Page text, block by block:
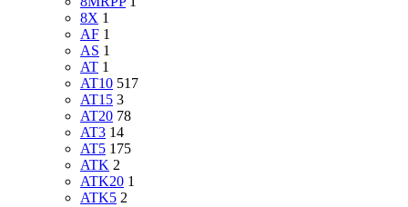
8X 1
AF 1
AS 1
AT 1
AT10 517
AT15 3
AT20 78
AT3 14
AT5 175
ATK 2
ATK20 1
ATK5 2